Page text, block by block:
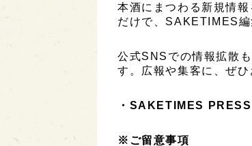
本酒にまつわる新規情
だけで、SAKETIMES編
公式SNSでの情報拡散
す。広報や集客に、ぜひ
・ SAKETIMES PRESS
※ご留意事項